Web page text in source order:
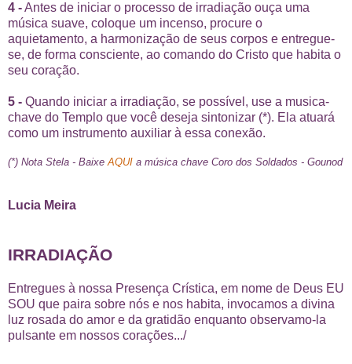
4 -Antes de iniciar o processo de irradiação ouça uma
música suave, coloque um incenso, procure o
aquietamento, a harmonização de seus corpos e entregue-
se, de forma consciente, ao comando do Cristo que habita o
seu coração.
5 - Quando iniciar a irradiação, se possível, use a musica-
chave do Templo que você deseja sintonizar (*). Ela atuará
como um instrumento auxiliar à essa conexão.
(*) Nota Stela - BaixeAQUI a música chave Coro dos Soldados - Gounod
Lucia Meira
IRRADIAÇÃO
Entregues à nossa Presença Crística, em nome de Deus EU
SOU que paira sobre nós e nos habita, invocamos a divina
luz rosada do amor e da gratidão enquanto observamo-la
pulsante em nossos corações.../